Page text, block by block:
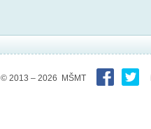
© 2013 – 2026 MŠMT